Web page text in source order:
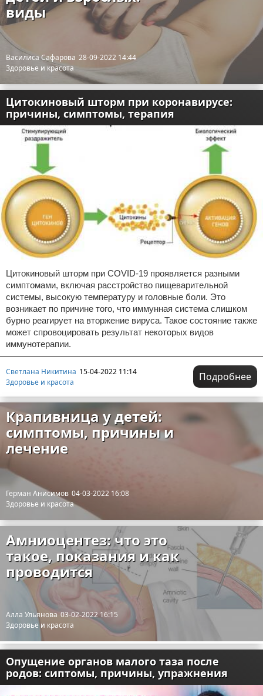
виды
Василиса Сафарова 28-09-2022 14:44
Здоровье и красота
Цитокиновый шторм при коронавирусе:
причины, симптомы, терапия
Цитокиновый шторм при COVID-19 проявляется разными
симптомами, включая расстройство пищеварительной
системы, высокую температуру и головные боли. Это
возникает по причине того, что иммунная система слишком
бурно реагирует на вторжение вируса. Такое состояние также
может спровоцировать результат некоторых видов
иммунотерапии.
Светлана Никитина 15-04-2022 11:14
Здоровье и красота
Подробнее
Крапивница у детей:
симптомы, причины и
лечение
Герман Анисимов 04-03-2022 16:08
Здоровье и красота
Амниоцентез: что это
такое, показания и как
проводится
Алла Ульянова 03-02-2022 16:15
Здоровье и красота
Опущение органов малого таза после
родов: сиптомы, причины, упражнения